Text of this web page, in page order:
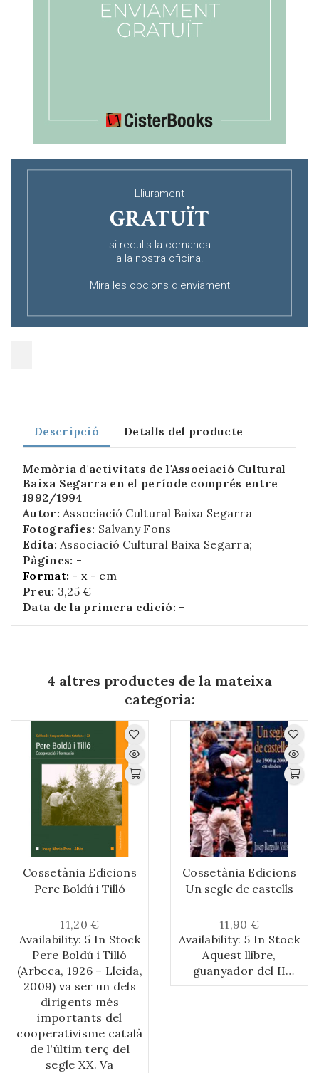
Lliurament
GRATUÏT
si reculls la comanda
a la nostra oficina.
Mira les opcions d'enviament
Descripció Detalls del producte
Memòria d'activitats de l'Associació Cultural
Baixa Segarra en el període comprés entre
1992/1994
Autor:Associació Cultural Baixa Segarra
Fotografies: Salvany Fons
Edita:Associació Cultural Baixa Segarra;
Pàgines: -
Format: - x - cm
Preu: 3,25 €
Data de la primera edició: -
4 altres productes de la mateixa
categoria:
Cossetània Edicions
Pere Boldú i Tilló
11,20 €
Availability:5 In Stock
Pere Boldú i Tilló
(Arbeca, 1926 – Lleida,
2009) va ser un dels
dirigents més
importants del
cooperativisme català
de l'últim terç del
segle XX. Va
Cossetània Edicions
Un segle de castells
11,90 €
Availability:5 In Stock
Aquest llibre,
guanyador del II
Premi d’Assaig